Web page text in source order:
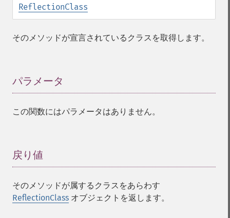
ReflectionClass
そのメソッドが宣言されているクラスを取得します。
パラメータ
この関数にはパラメータはありません。
戻り値
そのメソッドが属するクラスをあらわす
ReflectionClass オブジェクトを返します。